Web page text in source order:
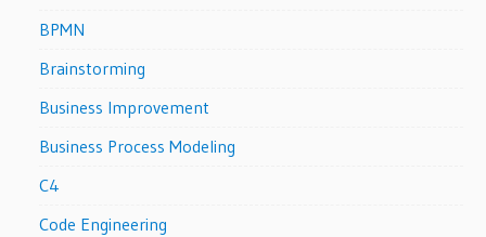
BPMN
Brainstorming
Business Improvement
Business Process Modeling
C4
Code Engineering